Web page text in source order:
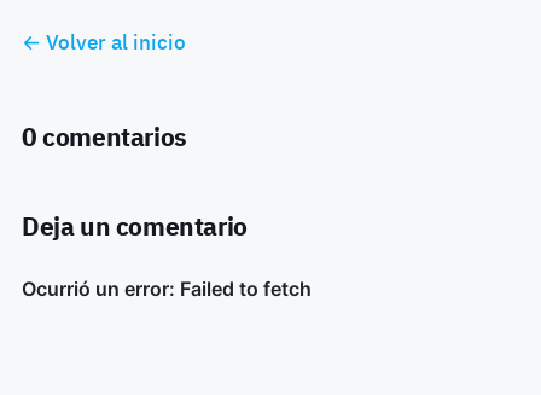
← Volver al inicio
0 comentarios
Deja un comentario